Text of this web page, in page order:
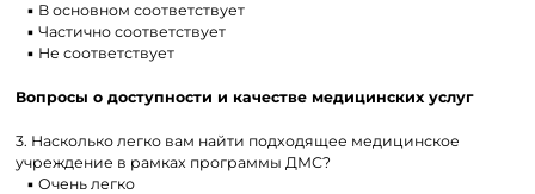
▪ В основном соответствует
▪ Частично соответствует
▪ Не соответствует
Вопросы о доступности и качестве медицинских услуг
3. Насколько легко вам найти подходящее медицинское
учреждение в рамках программы ДМС?
▪ Очень легко